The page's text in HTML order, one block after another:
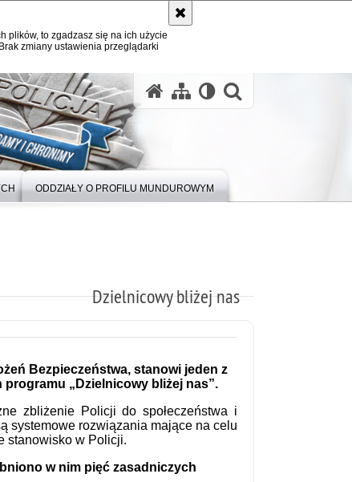
plików, to zgadzasz się na ich użycie
zmiany ustawienia przeglądarki
ODDZIAŁY O PROFILU MUNDUROWYM
Dzielnicowy bliżej nas
Bezpieczeństwa, stanowi jeden z
programu „Dzielnicowy bliżej nas”.
zbliżenie Policji do społeczeństwa i
systemowe rozwiązania mające na celu
stanowisko w Policji.
w nim pięć zasadniczych